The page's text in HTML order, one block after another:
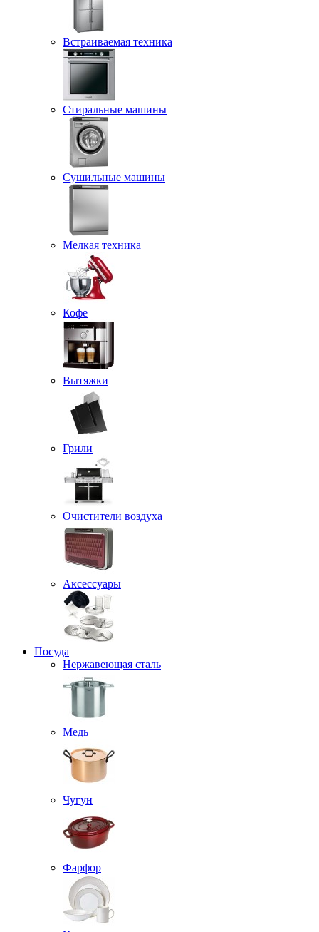
Встраиваемая техника
Стиральные машины
Сушильные машины
Мелкая техника
Кофе
Вытяжки
Грили
Очистители воздуха
Аксессуары
Посуда
Нержавеющая сталь
Медь
Чугун
Фарфор